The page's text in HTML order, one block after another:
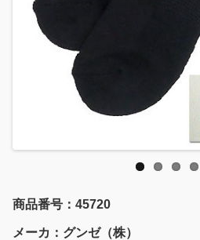
商品番号：45720
メーカ：グンゼ（株）